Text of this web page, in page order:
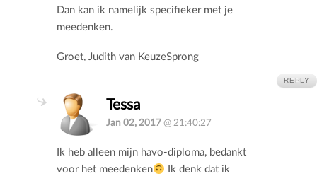
Dan kan ik namelijk specifieker met je
meedenken.
Groet, Judith van KeuzeSprong
REPLY
Tessa
Jan 02, 2017@ 21:40:27
Ik heb alleen mijn havo-diploma, bedankt
voor het meedenken
Ik denk dat ik